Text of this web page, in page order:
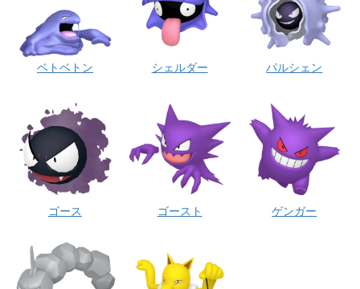
ベトベトン シェルダー パルシェン
ゴース ゴースト ゲンガー